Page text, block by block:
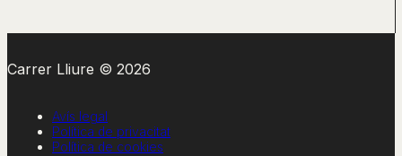
Carrer Lliure © 2026
Avís legal
Política de privacitat
Política de cookies